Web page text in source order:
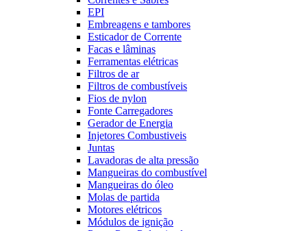
EPI
Embreagens e tambores
Esticador de Corrente
Facas e lâminas
Ferramentas elétricas
Filtros de ar
Filtros de combustíveis
Fios de nylon
Fonte Carregadores
Gerador de Energia
Injetores Combustiveis
Juntas
Lavadoras de alta pressão
Mangueiras do combustível
Mangueiras do óleo
Molas de partida
Motores elétricos
Módulos de ignição